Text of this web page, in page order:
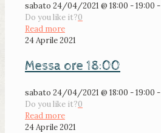
sabato 24/04/2021 @ 18:00 - 19:00 -
Do you like it?0
Read more
24 Aprile 2021
Messa ore 18:00
sabato 24/04/2021 @ 18:00 - 19:00 -
Do you like it?0
Read more
24 Aprile 2021